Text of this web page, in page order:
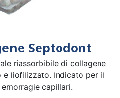
Septodont
riassorbibile di collagene
e liofilizzato. Indicato per il
capillari.